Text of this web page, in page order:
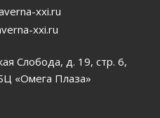
xxi.ru
xxi.ru
Слобода, д. 19, стр. 6,
«Омега Плаза»